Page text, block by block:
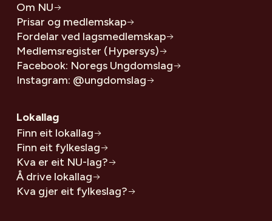
Om NU
Prisar og medlemskap
Fordelar ved lagsmedlemskap
Medlemsregister (Hypersys)
Facebook: Noregs Ungdomslag
Instagram: @ungdomslag
Lokallag
Finn eit lokallag
Finn eit fylkeslag
Kva er eit NU-lag?
Å drive lokallag
Kva gjer eit fylkeslag?